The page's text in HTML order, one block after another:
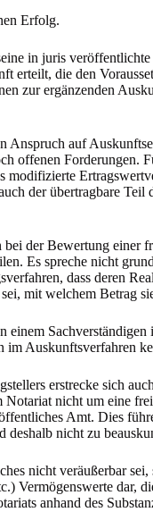
Erfolg.
in juris
erteilt, die den
zur ergänzenden
Anspruch auf
offenen Forderungen.
modifizierte
der übertragbare
der Bewertung einer
Es spreche nicht
dass deren
mit welchem Betrag
einem
im Auskunftsverfahren
erstrecke sich
Notariat nicht um eine
Amt. Dies
nicht zu
nicht veräußerbar
Vermögenswerte dar,
anhand des